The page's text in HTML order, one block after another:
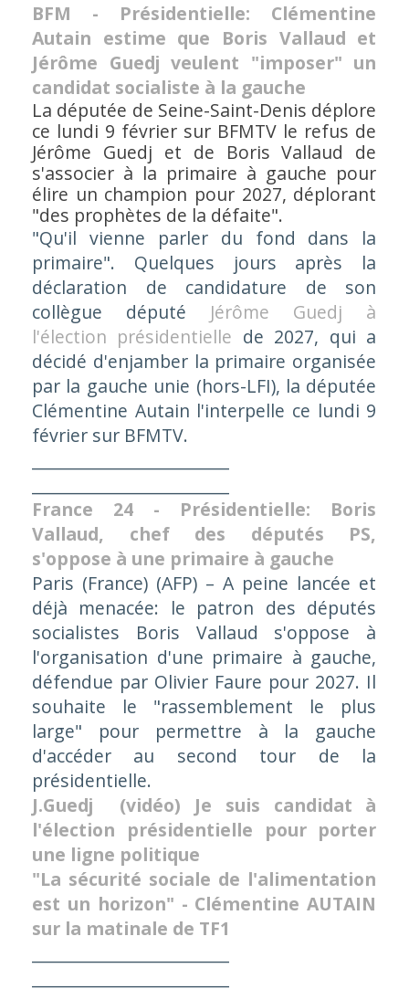
BFM - Présidentielle: Clémentine
Autain estime que Boris Vallaud et
Jérôme Guedj veulent "imposer" un
candidat socialiste à la gauche
La députée de Seine-Saint-Denis déplore
ce lundi 9 février sur BFMTV le refus de
Jérôme Guedj et de Boris Vallaud de
s'associer à la primaire à gauche pour
élire un champion pour 2027, déplorant
"des prophètes de la défaite".
"Qu'il vienne parler du fond dans la
primaire". Quelques jours après la
déclaration de candidature de son
collègue député Jérôme Guedj à
l'élection présidentielle de 2027, qui a
décidé d'enjamber la primaire organisée
par la gauche unie (hors-LFI), la députée
Clémentine Autain l'interpelle ce lundi 9
février sur BFMTV.
France 24 - Présidentielle: Boris
Vallaud, chef des députés PS,
s'oppose à une primaire à gauche
Paris (France) (AFP) –A peine lancée et
déjà menacée: le patron des députés
socialistes Boris Vallaud s'oppose à
l'organisation d'une primaire à gauche,
défendue par Olivier Faure pour 2027. Il
souhaite le "rassemblement le plus
large" pour permettre à la gauche
d'accéder au second tour de la
présidentielle.
J.Guedj (vidéo) Je suis candidat à
l'élection présidentielle pour porter
une ligne politique
"La sécurité sociale de l'alimentation
est un horizon" - Clémentine AUTAIN
sur la matinale de TF1